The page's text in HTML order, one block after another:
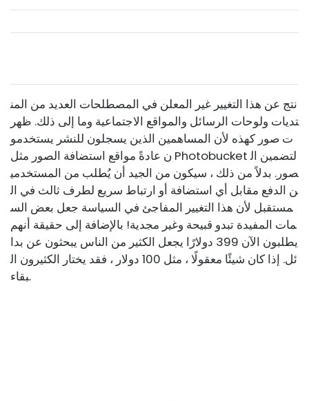
نتج عن هذا التغيير غير المعلن في المصطلحات العديد من المن
تديات ولوحات الرسائل والمواقع الاجتماعية وما إلى ذلك. ظهر
ت صور كهذه لأن المساهمين الذين يسجلون للنشر يستخدمو
ن عادةً مواقع استضافة الصور مثل Photobucket لتضمين ال
صور. بدلاً من ذلك ، سيكون من الجيد أن يُطلب من المستخدمي
ن الدفع مقابل أي استضافة أو ارتباط سريع لطرف ثالث في ال
مستقبل لأن هذا التغيير المفاجئ في السياسة جعل بعض الس
مات المفيدة تبدو قبيحة وغير مجدية! بالإضافة إلى حقيقة أنهم
يطلبون الآن 399 دولارًا يجعل الكثير من الناس يبحثون عن بدا
ئل. إذا كان شيئًا معقولًا ، مثل 100 دولار ، فقد يختار الكثيرون ال
بقاء.